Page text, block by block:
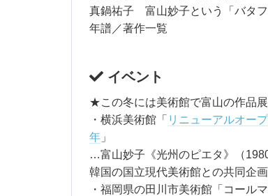
真鍋祐子 富山妙子という「バタ
年譜／著作一覧
イベント
★この冬には美術館で富山の作品展
・横浜美術館「 リニューアルオー
年 」
…富山妙子《光州のピエタ》（
韓国の国立現代美術館との共同企画
・福岡県の田川市美術館「コール